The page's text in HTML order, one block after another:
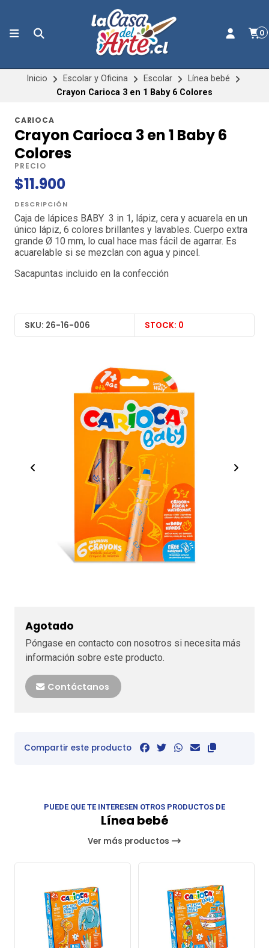
0
Inicio Escolar y Oficina Escolar
Línea bebé
Crayon Carioca 3 en 1 Baby 6 Colores
CARIOCA
Crayon Carioca 3 en 1 Baby 6
Colores
PRECIO
$11.900
DESCRIPCIÓN
Caja de lápices BABY 3 in 1, lápiz, cera y acuarela en un
único lápiz, 6 colores brillantes y lavables. Cuerpo extra
grande Ø 10 mm, lo cual hace mas fácil de agarrar. Es
acuarelable si se mezclan con agua y pincel.
Sacapuntas incluido en la confección
SKU: 26-16-006 STOCK: 0
Agotado
Póngase en contacto con nosotros si necesita más
información sobre este producto.
Contáctanos
Compartir este producto
PUEDE QUE TE INTERESEN OTROS PRODUCTOS DE
Línea bebé
Ver más productos